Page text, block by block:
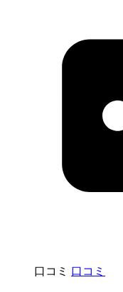
口コミ 口コミ